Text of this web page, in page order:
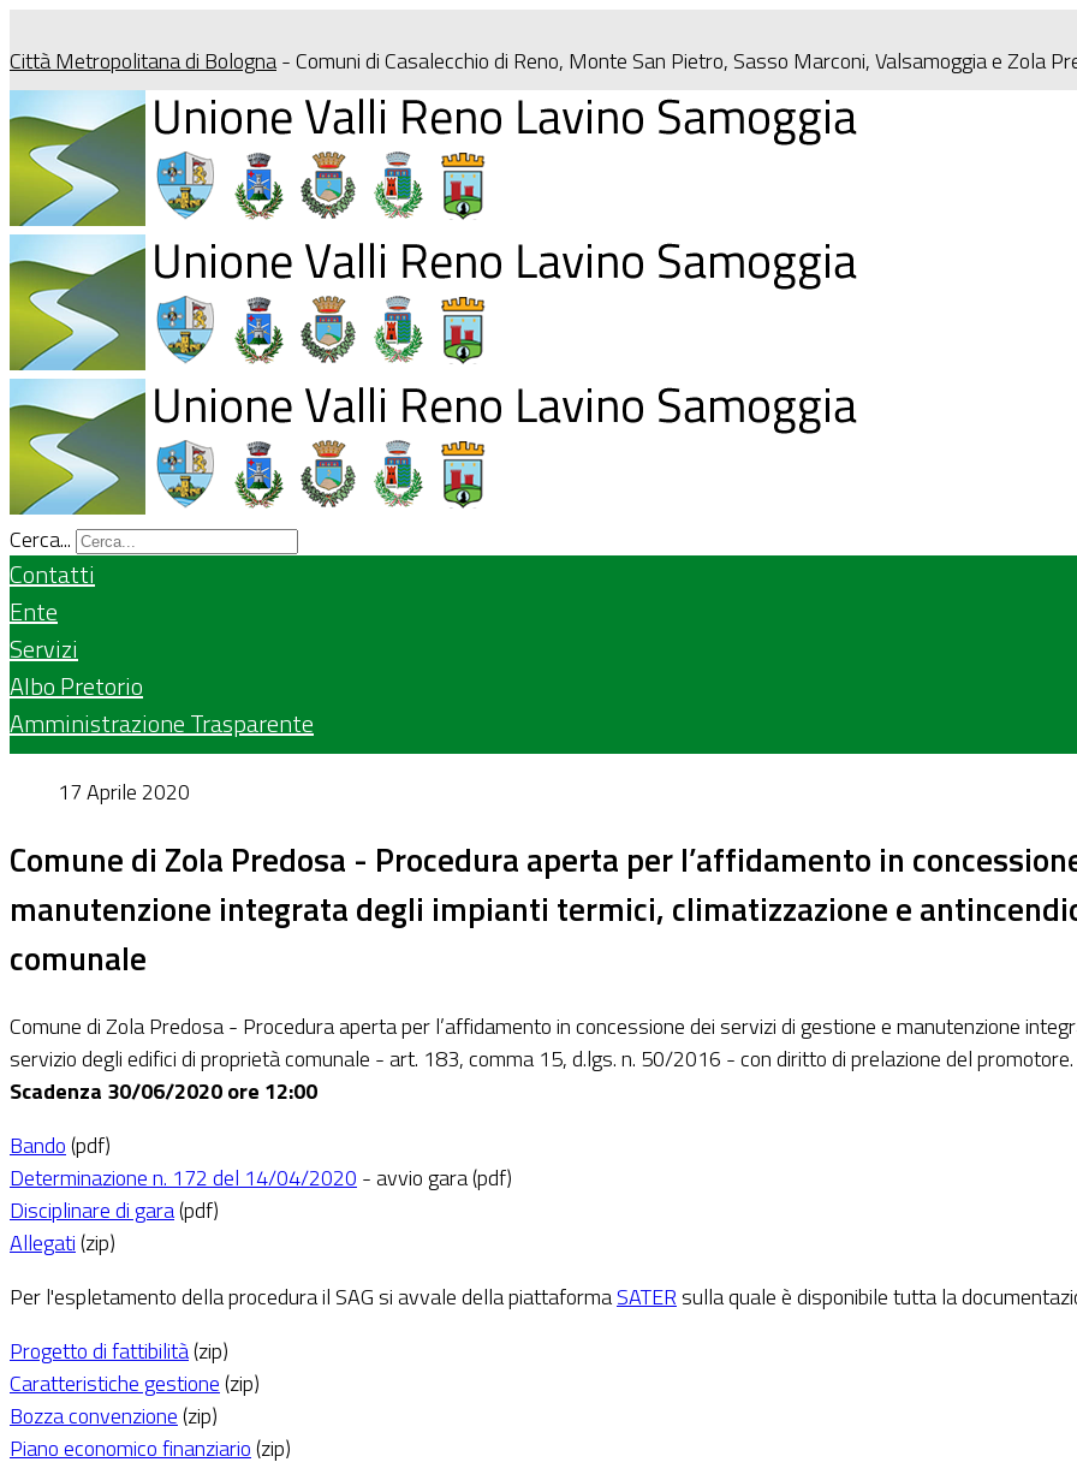
Città Metropolitana di Bologna- Comuni di Casalecchio di Reno, Monte San Pietro, Sasso Marconi, Valsamoggia e Zola
Cerca...
Contatti
Ente
Servizi
Albo Pretorio
Amministrazione Trasparente
17 Aprile 2020
Comune di Zola Predosa - Procedura aperta per l’affidamento in
manutenzione integrata degli impianti termici, climatizzazione e
comunale
Comune di Zola Predosa - Procedura aperta per l’affidamento in concessione dei servizi di gestione e manutenzione
servizio degli edifici di proprietà comunale - art. 183, comma 15, d.lgs. n. 50/2016 - con diritto di prelazione del
Scadenza 30/06/2020 ore 12:00
Bando(pdf)
Determinazione n. 172 del 14/04/2020 - avvio gara (pdf)
Disciplinare di gara(pdf)
Allegati(zip)
Per l'espletamento della procedura il SAG si avvale della piattaformaSATER sulla quale è disponibile tutta la
Progetto di fattibilità(zip)
Caratteristiche gestione(zip)
Bozza convenzione(zip)
Piano economico finanziario(zip)